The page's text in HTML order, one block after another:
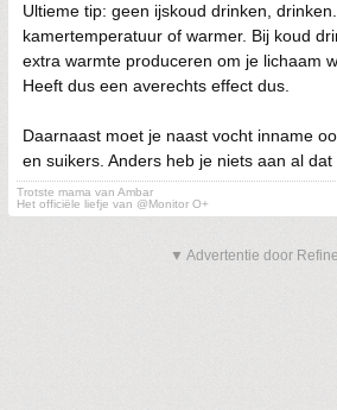
Ultieme tip: geen ijskoud drinken,
kamertemperatuur of warmer. Bij koud
extra warmte produceren om je lichaam
Heeft dus een averechts effect dus.
Daarnaast moet je naast vocht inname
en suikers. Anders heb je niets aan al dat
Trotste mama van Ambar
Het officiële liefje van @Monitor O+
▼ Advertentie door